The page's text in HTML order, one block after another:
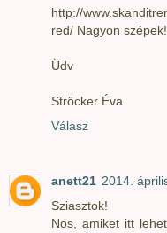
http://
red/ Nagyon szépek!
Üdv
Ströcker Éva
Válasz
anett21 2014.
Sziasztok!
Nos, amiket itt